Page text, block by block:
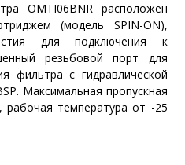
OMTI06BNR расположен
(модель SPIN-ON),
для подключения к
резьбовой порт для
фильтра с гидравлической
Максимальная пропускная
температура от -25